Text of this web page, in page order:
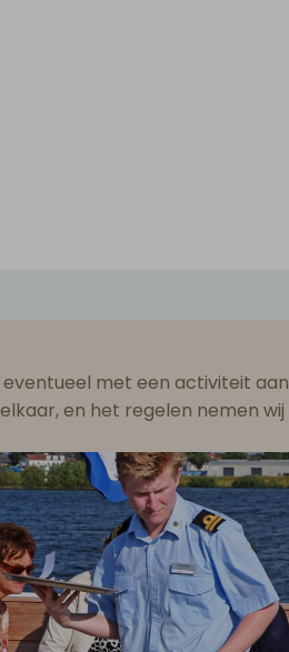
met een activiteit aan
en het regelen nemen wij